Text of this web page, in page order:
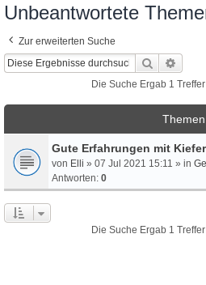
Unbeantwortete
Zur erweiterten Suche
Suche
Die Suche Ergab 1 Treffer
Themen
Gute Erfahrungen mit
von Elli » 07 Jul 2021 15:11 » in
Antworten: 0
Die Suche Ergab 1 Treffer